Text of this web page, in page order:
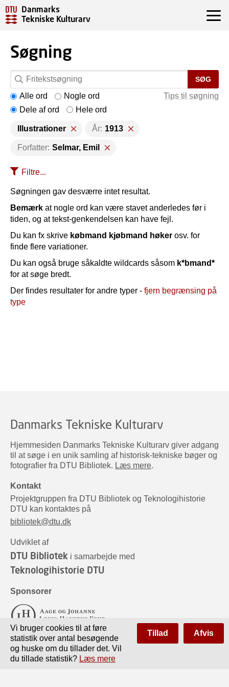
Danmarks
Tekniske Kulturarv
Søgning
SØG
Tips til søgning
Alle ord
Nogle ord
Dele af ord
Hele ord
Illustrationer År: 1913
Forfatter: Selmar, Emil
Filtre...
Søgningen gav desværre intet resultat.
Bemærk at nogle ord kan være stavet anderledes før i
tiden, og at tekst-genkendelsen kan have fejl.
Du kan fx skrive købmand kjøbmand høker osv. for
finde flere variationer.
Du kan også bruge såkaldte wildcards såsom k*bmand*
for at søge bredt.
Der findes resultater for andre typer - fjern begrænsing på
type
Danmarks Tekniske Kulturarv
Hjemmesiden Danmarks Tekniske Kulturarv giver adgang
til at søge i en unik samling af historisk-tekniske bøger og
fotografier fra DTU Bibliotek. Læs mere.
Kontakt
Projektgruppen fra DTU Bibliotek og Teknologihistorie
DTU kan kontaktes på
bibliotek@dtu.dk
Udviklet af
DTU Bibliotek i samarbejde med
Teknologihistorie DTU
Sponsorer
Vi bruger cookies til at føre
statistik over antal besøgende
og huske om du tillader det. Vil
du tillade statistik? Læs mere
Tillad Afvis